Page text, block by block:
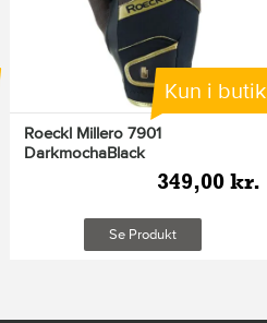
Kun i butik
Roeckl Millero 7901
DarkmochaBlack
349,00 kr.
Se Produkt